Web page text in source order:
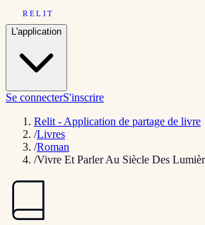
RELIT
L'application
Se connecterS'inscrire
Relit - Application de partage de livre
/Livres
/Roman
/Vivre Et Parler Au Siècle Des